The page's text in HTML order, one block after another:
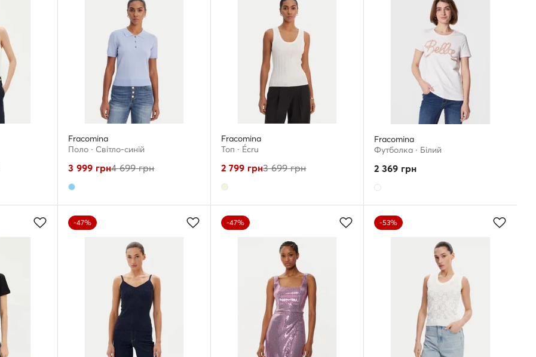
Fracomina
Поло · Світло-синій
3 999 грн4 699грн
Fracomina
Топ · Écru
2 799 грн3 699грн
Fracomina
Футболка · Білий
2 369 грн
-47% -47% -53%